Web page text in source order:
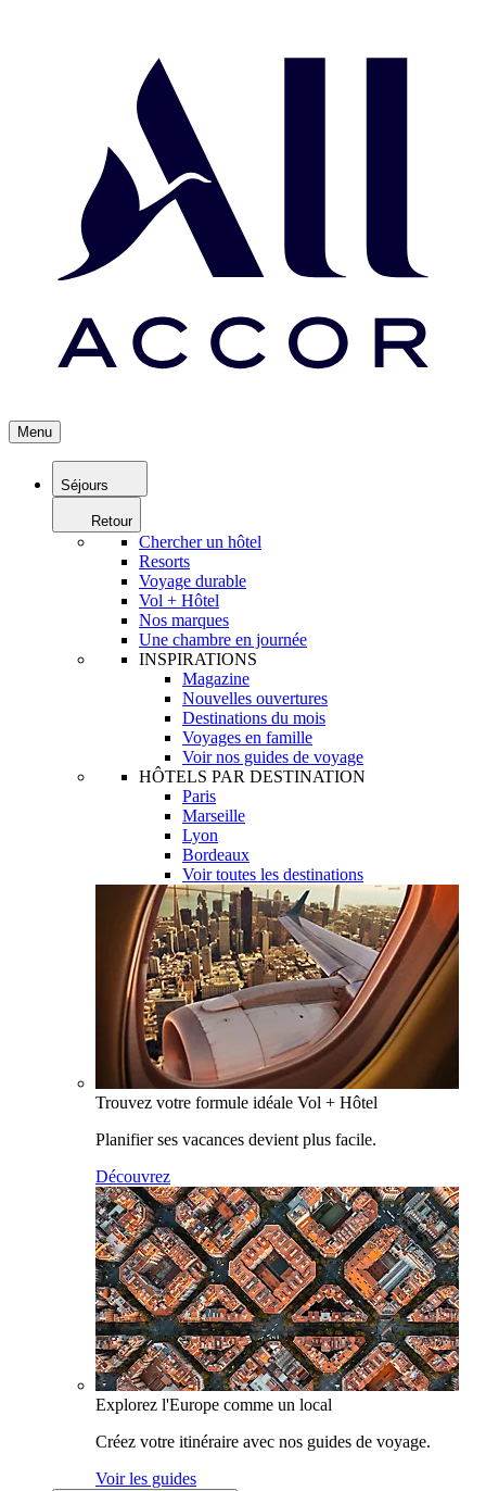
Menu
Séjours
Retour
Chercher un hôtel
Resorts
Voyage durable
Vol + Hôtel
Nos marques
Une chambre en journée
INSPIRATIONS
Magazine
Nouvelles ouvertures
Destinations du mois
Voyages en famille
Voir nos guides de voyage
HÔTELS PAR DESTINATION
Paris
Marseille
Lyon
Bordeaux
Voir toutes les destinations
Trouvez votre formule idéale Vol + Hôtel
Planifier ses vacances devient plus facile.
Découvrez
Explorez l'Europe comme un local
Créez votre itinéraire avec nos guides de voyage.
Voir les guides